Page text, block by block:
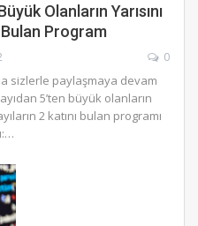
Olanların Yarısını
Bulan Program
0
sizlerle paylaşmaya devam
5’ten büyük olanların
2 katını bulan programı